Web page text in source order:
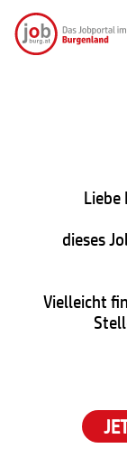
Liebe
dieses
Vielleicht